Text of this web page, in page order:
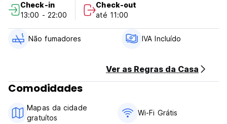
Se nos escolherem para a vossa estadia, não esquecerão a
vossa visita a Sevilha.
Esperamos por vós, Ana e Jaime. (Auto-translated from
original language)
Check-in
13:00 - 22:00
Check-out
até 11:00
Não fumadores IVA Incluído
Ver as Regras da Casa
Comodidades
Mapas da cidade
gratuítos
Wi-Fi Grátis